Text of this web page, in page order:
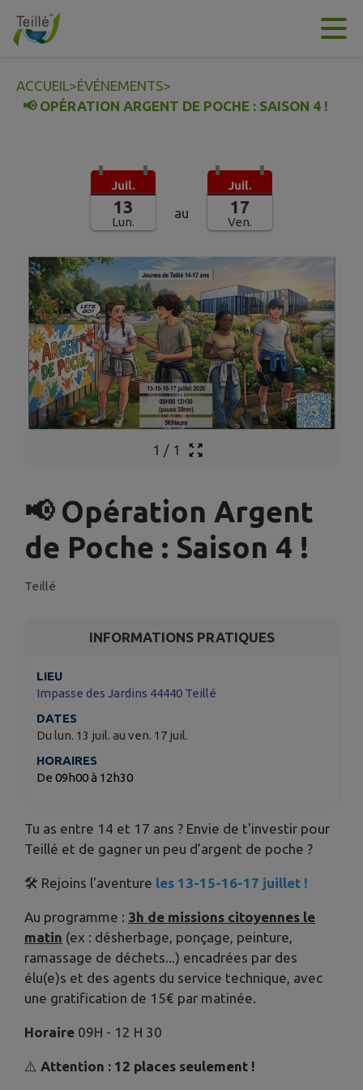
Contenu
ACCUEIL>ÉVÉNEMENTS>
📢 OPÉRATION ARGENT DE POCHE : SAISON 4 !
Juil.
13
Lun.
au
Juil.
17
Ven.
1 / 1
📢 Opération Argent
de Poche : Saison 4 !
Teillé
INFORMATIONS PRATIQUES
LIEU
Impasse des Jardins 44440 Teillé
DATES
Du lun. 13 juil. au ven. 17 juil.
HORAIRES
De 09h00 à 12h30
Tu as entre 14 et 17 ans ? Envie de t'investir pour
Teillé et de gagner un peu d’argent de poche ?
🛠️ Rejoins l'aventure les 13-15-16-17 juillet !
Au programme : 3h de missions citoyennes le
matin (ex : désherbage, ponçage, peinture,
ramassage de déchets...) encadrées par des
élu(e)s et des agents du service technique, avec
une gratification de 15€ par matinée.
Horaire 09H - 12 H 30
⚠️ Attention : 12 places seulement !